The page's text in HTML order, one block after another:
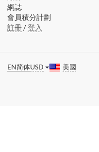
網誌
會員積分計劃
註冊/登入
EN简体USD 美國